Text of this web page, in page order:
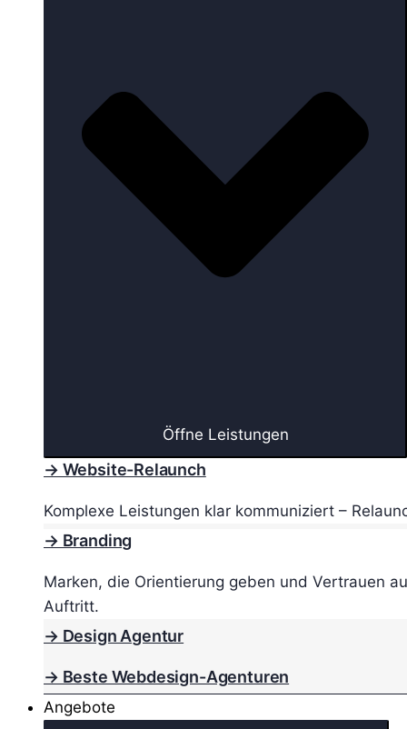
Öffne Leistungen
→ Website-Relaunch
Komplexe Leistungen klar kommuniziert –
→ Branding
Marken, die Orientierung geben und Vertrauen
Auftritt.
→ Design Agentur
→ Beste Webdesign-Agenturen
Angebote